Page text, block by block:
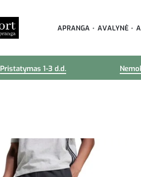
APRANGA AVALYNĖ
Pristatymas 1-3 d.d.